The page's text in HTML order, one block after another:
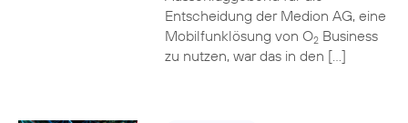
Entscheidung der Medion AG, eine
Mobilfunklösung von O2Business
zu nutzen, war das in den […]